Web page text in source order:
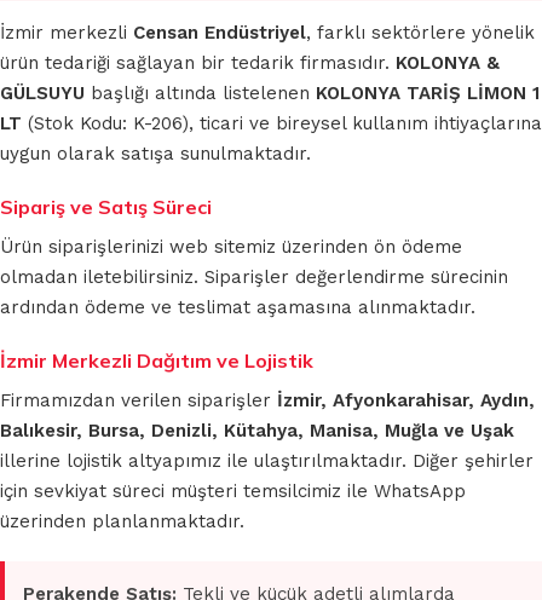
İzmir merkezli Censan Endüstriyel, farklı sektörlere yönelik
ürün tedariği sağlayan bir tedarik firmasıdır. KOLONYA &
GÜLSUYU başlığı altında listelenen KOLONYA TARİŞ LİMON 1
LT (Stok Kodu: K-206), ticari ve bireysel kullanım ihtiyaçlarına
uygun olarak satışa sunulmaktadır.
Sipariş ve Satış Süreci
Ürün siparişlerinizi web sitemiz üzerinden ön ödeme
olmadan iletebilirsiniz. Siparişler değerlendirme sürecinin
ardından ödeme ve teslimat aşamasına alınmaktadır.
İzmir Merkezli Dağıtım ve Lojistik
Firmamızdan verilen siparişler İzmir, Afyonkarahisar, Aydın,
Balıkesir, Bursa, Denizli, Kütahya, Manisa, Muğla ve Uşak
illerine lojistik altyapımız ile ulaştırılmaktadır. Diğer şehirler
için sevkiyat süreci müşteri temsilcimiz ile WhatsApp
üzerinden planlanmaktadır.
Perakende Satış: Tekli ve küçük adetli alımlarda